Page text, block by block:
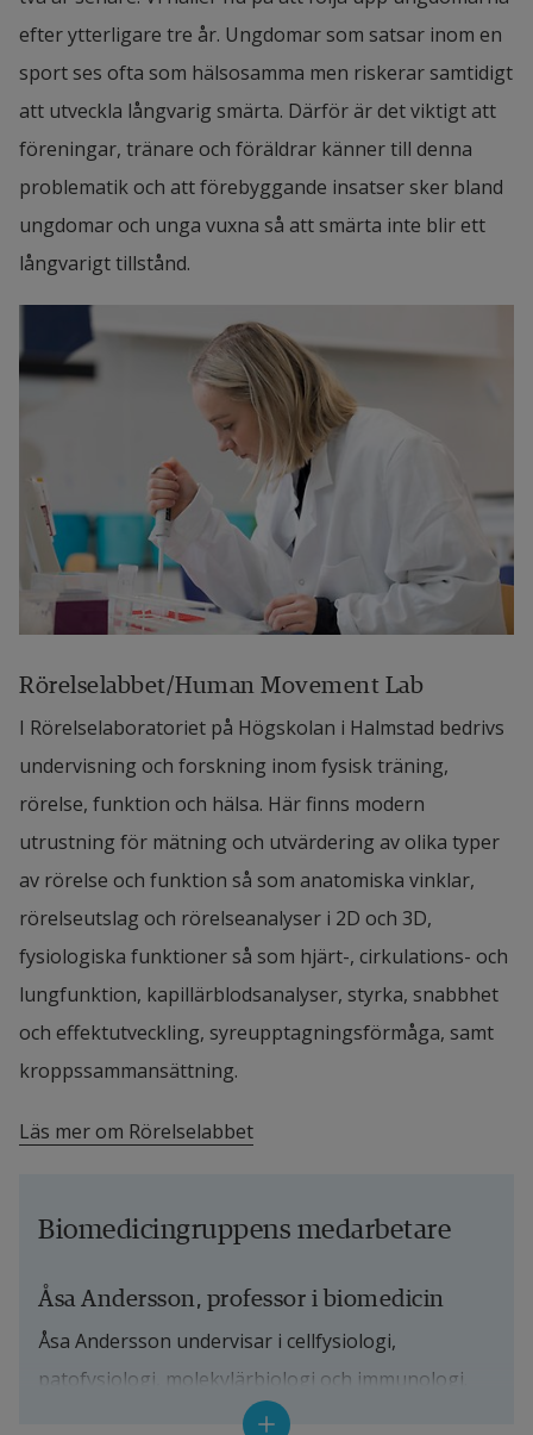
efter ytterligare tre år. Ungdomar som satsar inom en
sport ses ofta som hälsosamma men riskerar samtidigt
att utveckla långvarig smärta. Därför är det viktigt att
föreningar, tränare och föräldrar känner till denna
problematik och att förebyggande insatser sker bland
ungdomar och unga vuxna så att smärta inte blir ett
långvarigt tillstånd.
Rörelselabbet/Human Movement Lab
I Rörelselaboratoriet på Högskolan i Halmstad bedrivs
undervisning och forskning inom fysisk träning,
rörelse, funktion och hälsa. Här finns modern
utrustning för mätning och utvärdering av olika typer
av rörelse och funktion så som anatomiska vinklar,
rörelseutslag och rörelseanalyser i 2D och 3D,
fysiologiska funktioner så som hjärt-, cirkulations- och
lungfunktion, kapillärblodsanalyser, styrka, snabbhet
och effektutveckling, syreupptagningsförmåga, samt
kroppssammansättning.
Läs mer om Rörelselabbet
Biomedicingruppens medarbetare
Åsa Andersson, professor i biomedicin
Åsa Andersson undervisar i cellfysiologi,
patofysiologi, molekylärbiologi och immunologi.
Hennes forskning handlar om molekylära